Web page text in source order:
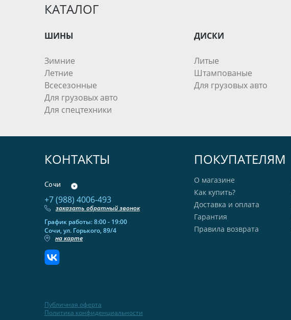
КАТАЛОГ
ШИНЫ
Зимние
Летние
Всесезонные
Для грузовых авто
Для спецтехники
ДИСКИ
Литые
Штампованые
Для грузовых авто
КОНТАКТЫ
Сочи
+7 (988) 4006-493
заказать обратный звонок
График работы: 8:00 - 19:00
Сочи, ул. Горького, 89/4
на карте
ПОКУПАТЕЛЯМ
О магазине
Как купить?
Доставка и оплата
Гарантия
Правила возврата
Публичная оферта
Политика конфиденциальности